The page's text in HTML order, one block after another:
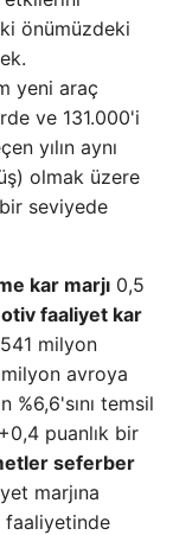
önümüzdeki
yeni araç
ve 131.000'i
yılın aynı
olmak üzere
seviyede
kar marjı 0,5
faaliyet kar
milyon
avroya
temsil
puanlık bir
seferber
marjına
faaliyetinde